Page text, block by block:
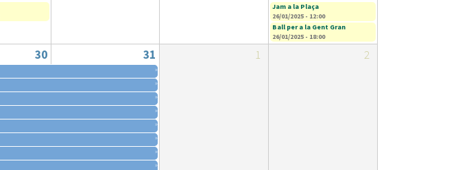
Jam a la Plaça
26/01/2025 - 12:00
Ball per a la Gent Gran
26/01/2025 - 18:00
30 31 1 2
»
»
»
»
»
»
»
»